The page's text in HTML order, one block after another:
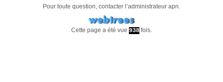
Pour toute question, contacter l’administrateur apn.
Cette page a été vue 938 fois.